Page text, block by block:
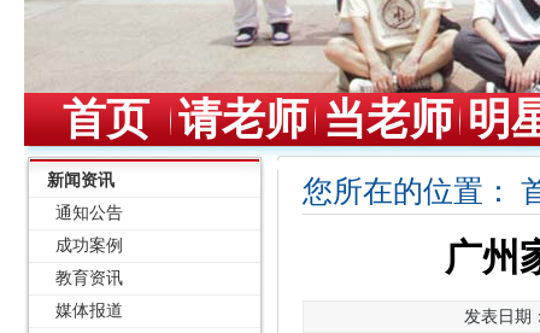
首页 请老师 当老师 明
新闻资讯
通知公告
成功案例
教育资讯
媒体报道
您所在的位置：
广州
发表日期